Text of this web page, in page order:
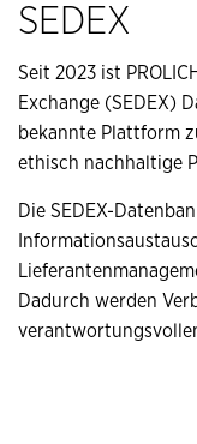
SEDEX
Seit 2023 ist
Exchange (SEDEX)
bekannte Plattform
ethisch nachhaltige
Die SEDEX-
Dadurch werden